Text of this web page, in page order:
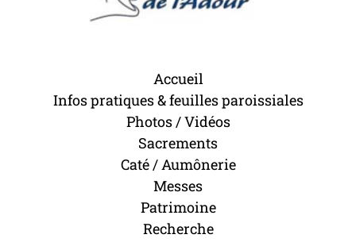
Accueil
Infos pratiques & feuilles paroissiales
Photos / Vidéos
Sacrements
Caté / Aumônerie
Messes
Patrimoine
Recherche